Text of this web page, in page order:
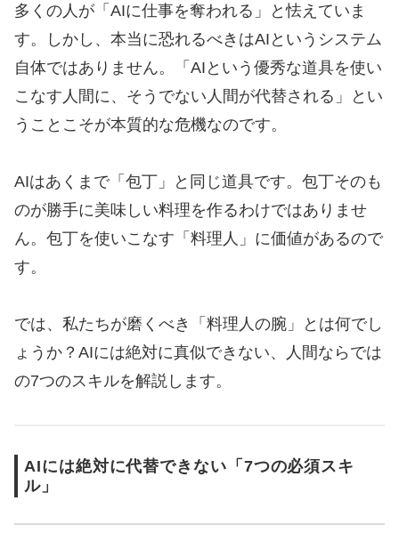
多くの人が「AIに仕事を奪われる」と怯えていま
す。しかし、本当に恐れるべきはAIというシステム
自体ではありません。「AIという優秀な道具を使い
こなす人間に、そうでない人間が代替される」とい
うことこそが本質的な危機なのです。
AIはあくまで「包丁」と同じ道具です。包丁そのも
のが勝手に美味しい料理を作るわけではありませ
ん。包丁を使いこなす「料理人」に価値があるので
す。
では、私たちが磨くべき「料理人の腕」とは何でし
ょうか？AIには絶対に真似できない、人間ならでは
の7つのスキルを解説します。
AIには絶対に代替できない「7つの必須スキ
ル」